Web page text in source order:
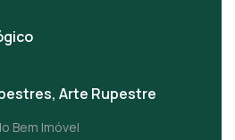
Arte Rupestre
Bem Imóvel